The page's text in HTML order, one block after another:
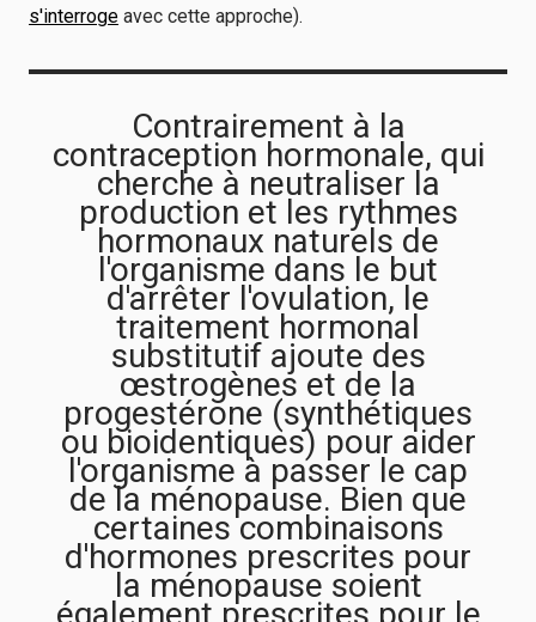
s'interroge avec cette approche).
Contrairement à la
contraception hormonale, qui
cherche à neutraliser la
production et les rythmes
hormonaux naturels de
l'organisme dans le but
d'arrêter l'ovulation, le
traitement hormonal
substitutif ajoute des
œstrogènes et de la
progestérone (synthétiques
ou bioidentiques) pour aider
l'organisme à passer le cap
de la ménopause. Bien que
certaines combinaisons
d'hormones prescrites pour
la ménopause soient